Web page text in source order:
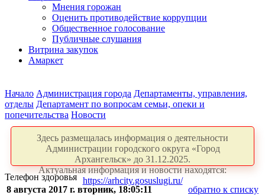
Мнения горожан
Оценить противодействие коррупции
Общественное голосование
Публичные слушания
Витрина закупок
Амаркет
Начало Администрация города Департаменты, управления,
отделы Департамент по вопросам семьи, опеки и
попечительства Новости
Здесь размещалась информация о деятельности
Администрации городского округа «Город
Архангельск» до 31.12.2025.
Актуальная информация и новости находятся:
https://arhcity.gosuslugi.ru/
Телефон здоровья
8 августа 2017 г. вторник, 18:05:11
обратно к списку